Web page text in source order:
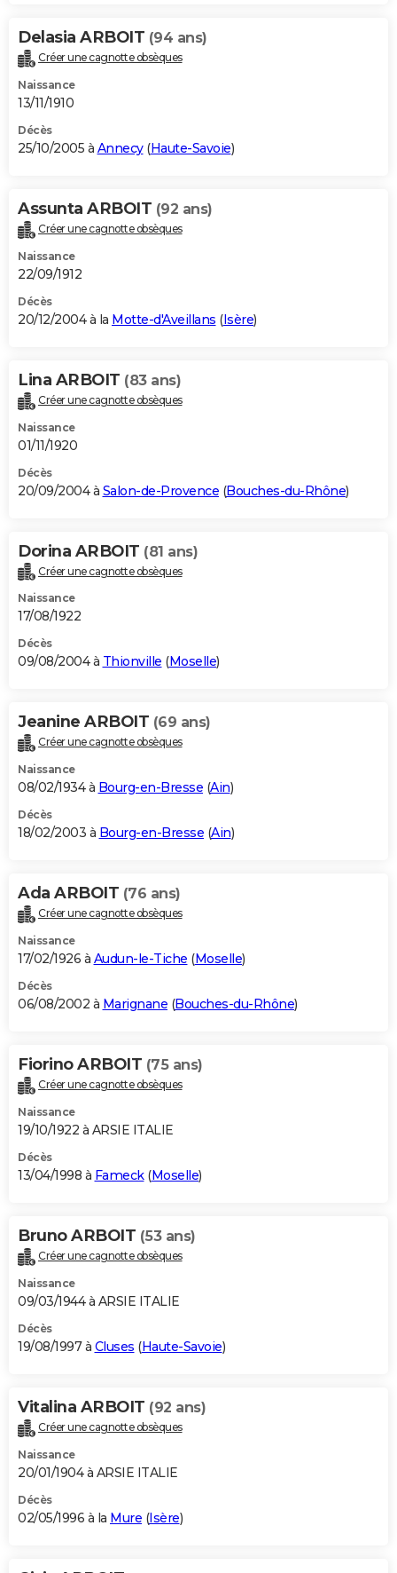
Delasia ARBOIT (94 ans)
Créer une cagnotte obsèques
Naissance
13/11/1910
Décès
25/10/2005 à Annecy(Haute-Savoie)
Assunta ARBOIT (92 ans)
Créer une cagnotte obsèques
Naissance
22/09/1912
Décès
20/12/2004 à la Motte-d'Aveillans (Isère)
Lina ARBOIT (83 ans)
Créer une cagnotte obsèques
Naissance
01/11/1920
Décès
20/09/2004 à Salon-de-Provence (Bouches-du-Rhône)
Dorina ARBOIT (81 ans)
Créer une cagnotte obsèques
Naissance
17/08/1922
Décès
09/08/2004 à Thionville (Moselle)
Jeanine ARBOIT (69 ans)
Créer une cagnotte obsèques
Naissance
08/02/1934 à Bourg-en-Bresse (Ain)
Décès
18/02/2003 à Bourg-en-Bresse (Ain)
Ada ARBOIT (76 ans)
Créer une cagnotte obsèques
Naissance
17/02/1926 à Audun-le-Tiche (Moselle)
Décès
06/08/2002 à Marignane (Bouches-du-Rhône)
Fiorino ARBOIT (75 ans)
Créer une cagnotte obsèques
Naissance
19/10/1922 à ARSIE ITALIE
Décès
13/04/1998 à Fameck(Moselle)
Bruno ARBOIT (53 ans)
Créer une cagnotte obsèques
Naissance
09/03/1944 à ARSIE ITALIE
Décès
19/08/1997 à Cluses (Haute-Savoie)
Vitalina ARBOIT (92 ans)
Créer une cagnotte obsèques
Naissance
20/01/1904 à ARSIE ITALIE
Décès
02/05/1996 à la Mure (Isère)